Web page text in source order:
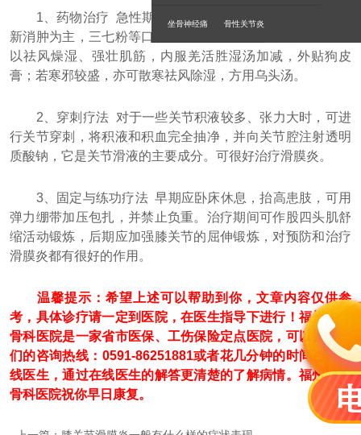
坐骨神经痛 骨性关节炎
1、药物治疗 急性期滑膜损伤，瘀血积滞，治以散瘀生
新消肿为主，三七粉等口服。慢性水湿稽留，肌筋弛弱，治
以祛风燥湿、强壮肌筋，内服羌活胜湿汤加减，外贴狗皮
膏；若寒邪较盛，亦可散寒祛风除湿，方用乌头汤。
2、穿刺疗法 对于一些关节积液较多、张力大时，可进
行关节穿刺，将积液和积血完全抽净，并向关节腔注射透明
质酸钠，它是关节滑液的主要成分。可很好治疗滑膜炎。
3、固定与练功疗法 早期应卧床休息，抬高患肢，可用
弹力绷带加压包扎，并禁止负重。治疗期间可作股四头肌舒
缩活动锻炼，后期应加强膝关节的屈伸锻炼，对预防和治疗
滑膜炎都有很好的作用。
温馨提示：希望上述可以帮助到你，文章内容仅供参
考，具体诊疗请一定到医院，在医生指导下进行！福州中德
骨科医院是一家省市医保、工伤保险定点医院，可以拨打我
们的咨询热线：0591-86251881或者花几分钟的时间咨询在
线医生，通过在线医生的解答更清楚的了解病情。福州中德
骨科医院祝你早日康复。